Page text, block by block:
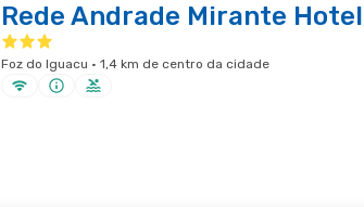
Rede Andrade Mirante Hotel
Foz do Iguacu · 1,4 km de centro da cidade